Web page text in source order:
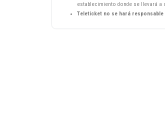
establecimiento donde se llevará a
Teleticket no se hará